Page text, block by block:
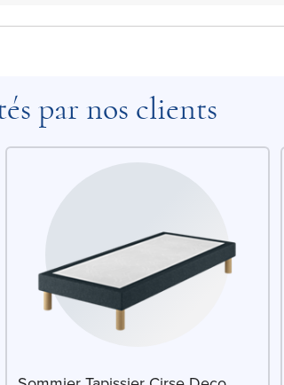
par nos clients